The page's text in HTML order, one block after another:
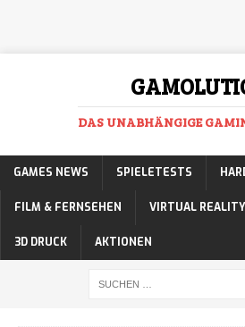
DAS UNABHÄNGIGE
GAMES NEWS SPIELETESTS
FILM & FERNSEHEN VIRTUAL REALITY
3D DRUCK AKTIONEN